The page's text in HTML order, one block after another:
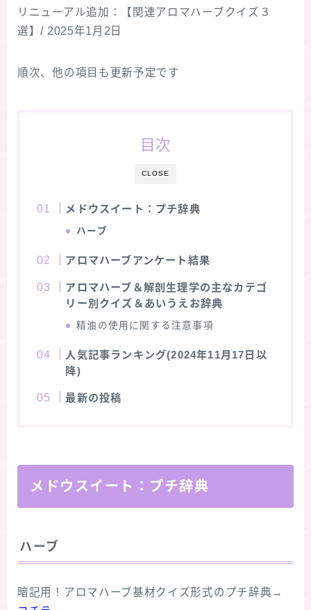
★スペシャルアロマハーブ４択クイズ (kindle出
版限定)
FAQ
リニューアル追加：【関連アロマハーブクイズ３
選】/ 2025年1月2日
順次、他の項目も更新予定です
CLOSE
目次
メドウスイート：プチ辞典
ハーブ
アロマハーブアンケート結果
アロマハーブ＆解剖生理学の主なカテゴ
リー別クイズ＆あいうえお辞典
精油の使用に関する注意事項
人気記事ランキング(2024年11月17日以
降)
最新の投稿
メドウスイート：プチ辞典
ハーブ
暗記用！アロマハーブ基材クイズ形式のプチ辞典→